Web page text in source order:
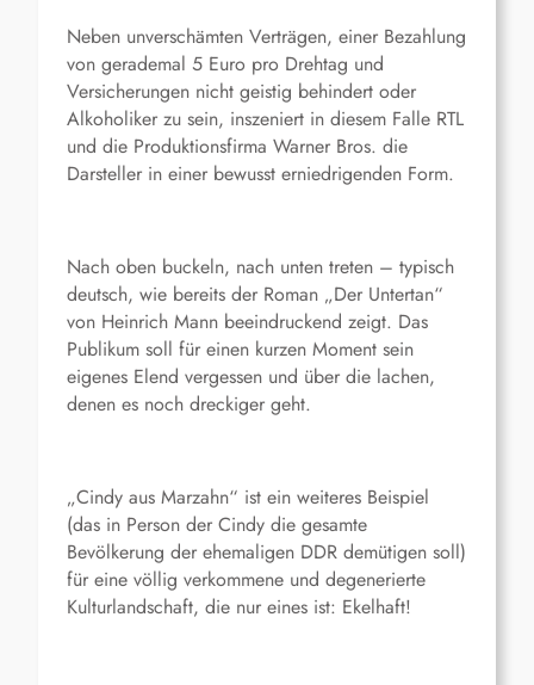
Neben unverschämten Verträgen, einer Bezahlung
von gerademal 5 Euro pro Drehtag und
Versicherungen nicht geistig behindert oder
Alkoholiker zu sein, inszeniert in diesem Falle RTL
und die Produktionsfirma Warner Bros. die
Darsteller in einer bewusst erniedrigenden Form.
Nach oben buckeln, nach unten treten – typisch
deutsch, wie bereits der Roman „Der Untertan“
von Heinrich Mann beeindruckend zeigt. Das
Publikum soll für einen kurzen Moment sein
eigenes Elend vergessen und über die lachen,
denen es noch dreckiger geht.
„Cindy aus Marzahn“ ist ein weiteres Beispiel
(das in Person der Cindy die gesamte
Bevölkerung der ehemaligen DDR demütigen soll)
für eine völlig verkommene und degenerierte
Kulturlandschaft, die nur eines ist: Ekelhaft!